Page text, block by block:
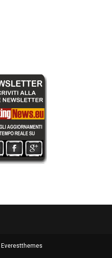
Everestthemes